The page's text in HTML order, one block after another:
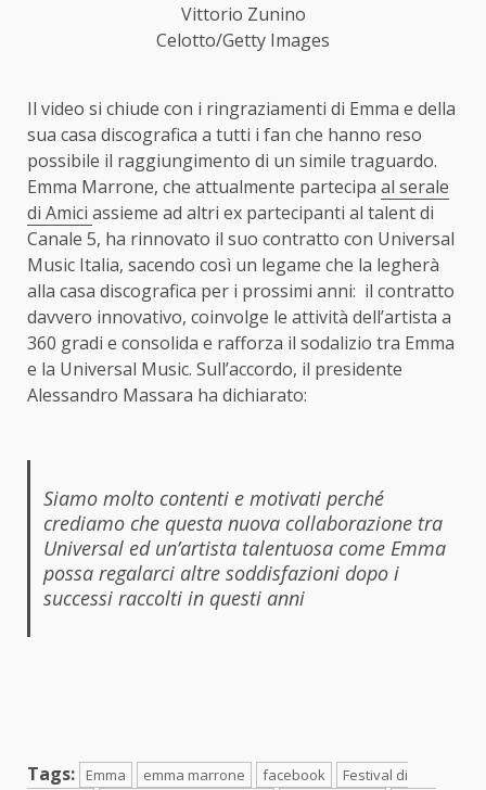
Vittorio Zunino
Celotto/Getty Images
Il video si chiude con i ringraziamenti di Emma e della
sua casa discografica a tutti i fan che hanno reso
possibile il raggiungimento di un simile traguardo.
Emma Marrone, che attualmente partecipa al serale
di Amici assieme ad altri ex partecipanti al talent di
Canale 5, ha rinnovato il suo contratto con Universal
Music Italia, sacendo così un legame che la legherà
alla casa discografica per i prossimi anni: il contratto
davvero innovativo, coinvolge le attività dell’artista a
360 gradi e consolida e rafforza il sodalizio tra Emma
e la Universal Music. Sull’accordo, il presidente
Alessandro Massara ha dichiarato:
Siamo molto contenti e motivati perché
crediamo che questa nuova collaborazione tra
Universal ed un’artista talentuosa come Emma
possa regalarci altre soddisfazioni dopo i
successi raccolti in questi anni
Tags: Emma emma marrone facebook
Festival di